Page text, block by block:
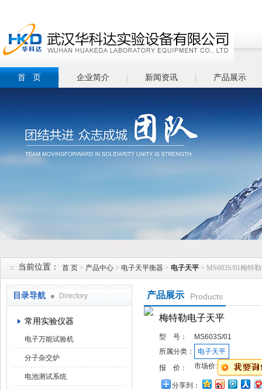
首 页 企业简介 新闻资讯 产品展示
当前位置： 首 页 > 产品中心 > 电子天平衡器 > 电子天平 > MS603S/01梅特
目录导航 Directory
常用实验仪器
电子万能试验机
分子杂交炉
电池测试系统
产品展示 Products
梅特勒电子天平
型 号：
MS603S/01
所属分类：
电子天平
报 价：
市场价:
分享到：